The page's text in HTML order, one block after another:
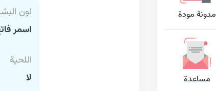
مدونة مودة
مساعدة
لون
اسمر
اللحية
لا